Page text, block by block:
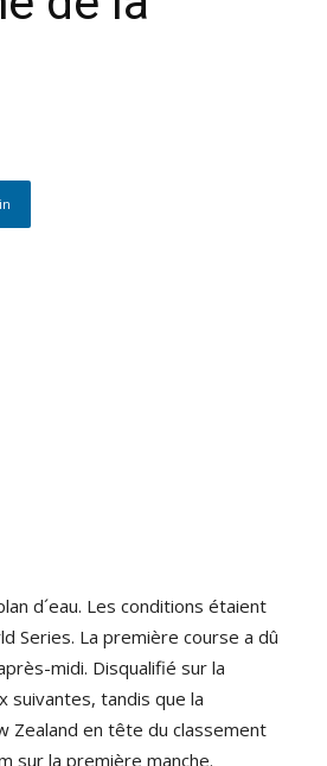
d´eau. Les conditions étaient
Series. La première course a dû
midi. Disqualifié sur la
suivantes, tandis que la
Zealand en tête du classement
sur la première manche.